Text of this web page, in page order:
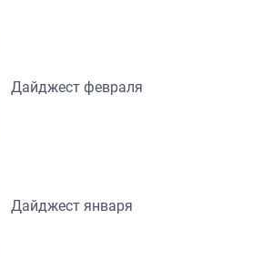
Дайджест февраля
Дайджест января